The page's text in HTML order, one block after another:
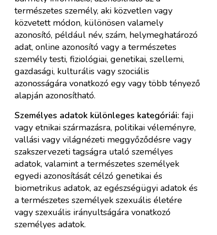
természetes személy, aki közvetlen vagy
közvetett módon, különösen valamely
azonosító, például név, szám, helymeghatározó
adat, online azonosító vagy a természetes
személy testi, fiziológiai, genetikai, szellemi,
gazdasági, kulturális vagy szociális
azonosságára vonatkozó egy vagy több tényező
alapján azonosítható.
Személyes adatok különleges kategóriái: faji
vagy etnikai származásra, politikai véleményre,
vallási vagy világnézeti meggyőződésre vagy
szakszervezeti tagságra utaló személyes
adatok, valamint a természetes személyek
egyedi azonosítását célzó genetikai és
biometrikus adatok, az egészségügyi adatok és
a természetes személyek szexuális életére
vagy szexuális irányultságára vonatkozó
személyes adatok.